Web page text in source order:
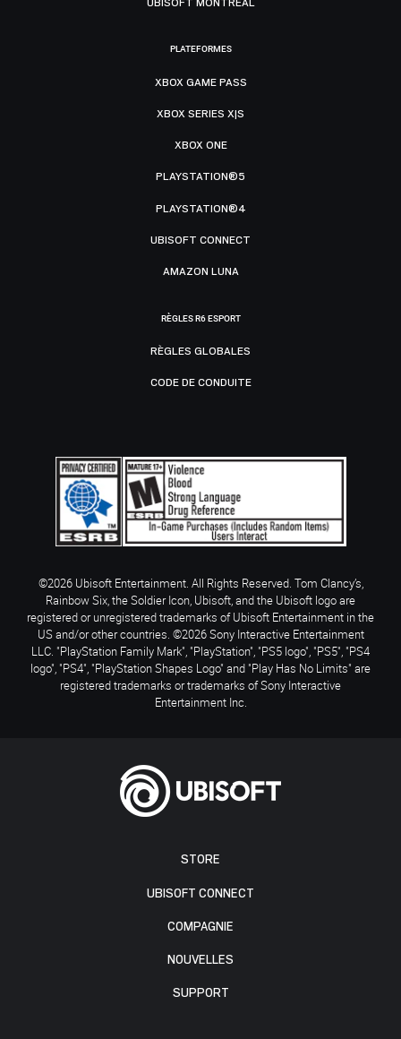
STORE
UBISOFT CONNECT
COMPAGNIE
NOUVELLES
SUPPORT
PLATEFORMES
XBOX GAME PASS
XBOX SERIES X|S
XBOX ONE
PLAYSTATION®5
PLAYSTATION®4
UBISOFT CONNECT
AMAZON LUNA
RÈGLES R6 ESPORT
RÈGLES GLOBALES
CODE DE CONDUITE
©2026 Ubisoft Entertainment. All Rights Reserved. Tom Clancy’s,
Rainbow Six, the Soldier Icon, Ubisoft, and the Ubisoft logo are
registered or unregistered trademarks of Ubisoft Entertainment in the
US and/or other countries. ©2026 Sony Interactive Entertainment
LLC. "PlayStation Family Mark", "PlayStation", "PS5 logo", "PS5", "PS4
logo", "PS4", "PlayStation Shapes Logo" and "Play Has No Limits" are
registered trademarks or trademarks of Sony Interactive
Entertainment Inc.